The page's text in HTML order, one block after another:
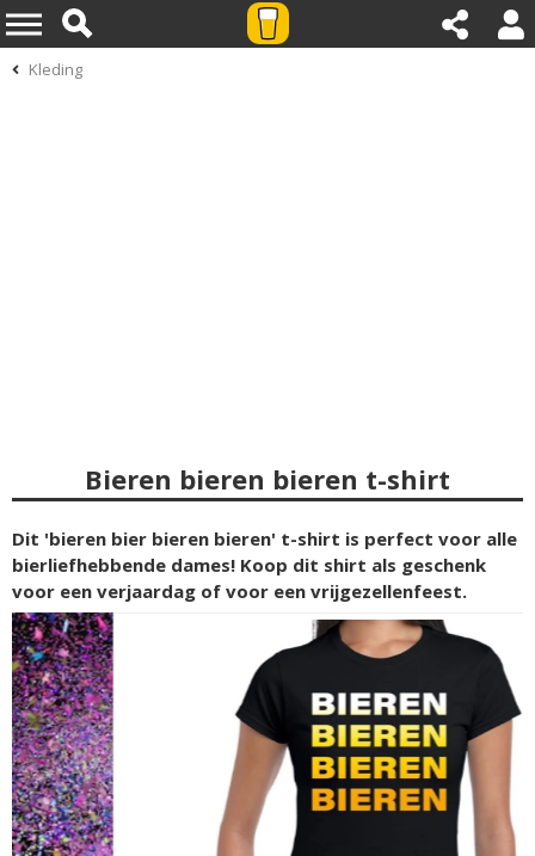
Kleding
Bieren bieren bieren t-shirt
Dit 'bieren bier bieren bieren' t-shirt is perfect voor alle
bierliefhebbende dames! Koop dit shirt als geschenk
voor een verjaardag of voor een vrijgezellenfeest.